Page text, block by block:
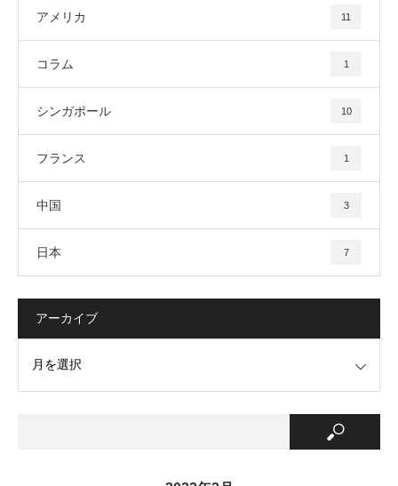
アメリカ 11
コラム 1
シンガポール 10
フランス 1
中国 3
日本 7
アーカイブ